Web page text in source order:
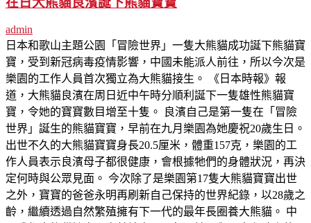
admin
日本和歌山主題公園「冒險世界」一隻大熊貓成功誕下熊貓寶
寶，受到新冠病毒疫情影響，中國未能派人前往，所以今次是
樂園的工作人員首次獨立為大熊貓接生。 《日本時報》報
道，大熊貓良濱在周日近中午時分順利誕下一隻雄性熊貓寶
寶，令她的寶寶數目增至十隻。 良濱自己是第一隻在「冒險
世界」誕生的熊貓寶寶，早前在九月樂園為她慶祝20歲生日。
出世不久的大熊貓寶寶身長20.5厘米，體重157克，樂園的工
作人員表示良濱母子都很健康，會根據牠們的身體狀況，再決
定何時與公眾見面。 今次除了是樂園第17隻大熊貓寶寶出世
之外，寶寶的爸爸永明再刷新自己保持的世界紀錄，以28歲之
齡，繼續透過自然繁殖擁有下一代的最年長圈養大熊貓。 中